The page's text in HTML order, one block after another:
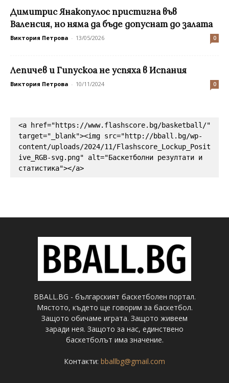
Димитрис Янакопулос пристигна във
Валенсия, но няма да бъде допуснат до залата
Виктория Петрова - 13/05/2026 0
Лепичев и Гипускоа не успяха в Испания
Виктория Петрова - 10/11/2024 0
<a href="https://www.flashscore.bg/basketball/"
target="_blank"><img src="http://bball.bg/wp-
content/uploads/2024/11/Flashscore_Lockup_Posit
ive_RGB-svg.png" alt="Баскетболни резултати и
статистика"></a>
BBALL.BG - българският баскетболен портал.
Мястото, където ще говорим за баскетбол.
Защото обичаме играта. Защото живеем
заради нея. Защото за нас, единствено
баскетболът има значение.
Контакти: bballbg@gmail.com